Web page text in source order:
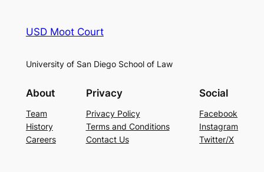
USD Moot Court
University of San Diego School of Law
About
Team
History
Careers
Privacy
Privacy Policy
Terms and Conditions
Contact Us
Social
Facebook
Instagram
Twitter/X